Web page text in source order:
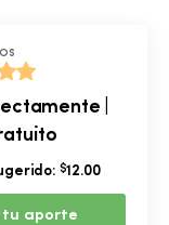
|
$12.00
tu aporte